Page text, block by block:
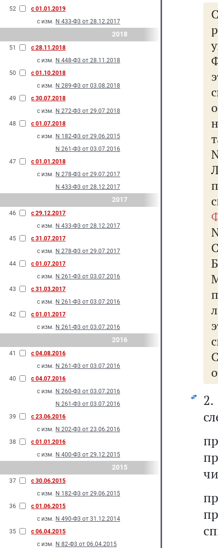
52
с 01.01.2019
с изм. N 433-Ф3 от 28.12.2017
2018
51
с 28.11.2018
с изм. N 448-Ф3 от 28.11.2018
50
с 01.10.2018
с изм. N 289-Ф3 от 03.08.2018
49
с 30.07.2018
с изм. N 272-Ф3 от 29.07.2018
48
с 01.07.2018
с изм. N 182-Ф3 от 29.06.2015
N 261-Ф3 от 03.07.2016
47
с 01.01.2018
с изм. N 278-Ф3 от 29.07.2017
N 433-Ф3 от 28.12.2017
2017
46
с 29.12.2017
с изм. N 433-Ф3 от 28.12.2017
45
с 31.07.2017
с изм. N 278-Ф3 от 29.07.2017
44
с 01.07.2017
с изм. N 261-Ф3 от 03.07.2016
43
с 31.03.2017
с изм. N 261-Ф3 от 03.07.2016
42
с 01.01.2017
с изм. N 261-Ф3 от 03.07.2016
2016
41
с 04.08.2016
с изм. N 261-Ф3 от 03.07.2016
40
с 04.07.2016
с изм. N 260-Ф3 от 03.07.2016
N 261-Ф3 от 03.07.2016
39
с 23.06.2016
с изм. N 202-Ф3 от 23.06.2016
38
с 01.01.2016
с изм. N 400-Ф3 от 29.12.2015
2015
37
с 30.06.2015
с изм. N 182-Ф3 от 29.06.2015
36
с 01.06.2015
с изм. N 490-Ф3 от 31.12.2014
35
с 06.04.2015
с изм. N 82-Ф3 от 06.04.2015
2.